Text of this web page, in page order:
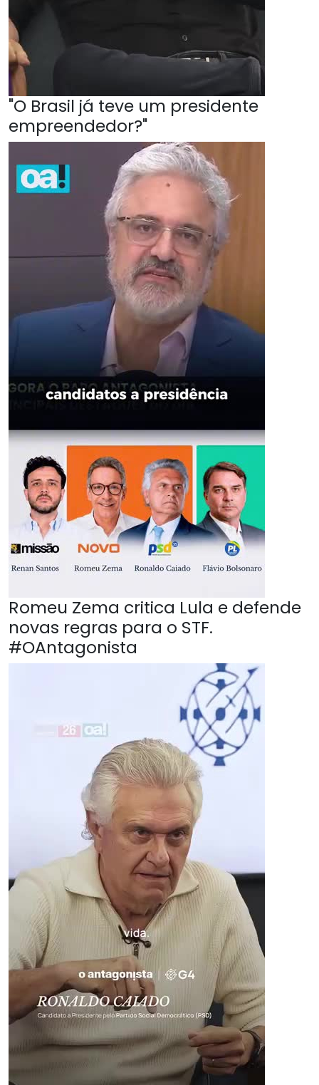
"O Brasil já teve um presidente
empreendedor?"
Romeu Zema critica Lula e defende
novas regras para o STF.
#OAntagonista